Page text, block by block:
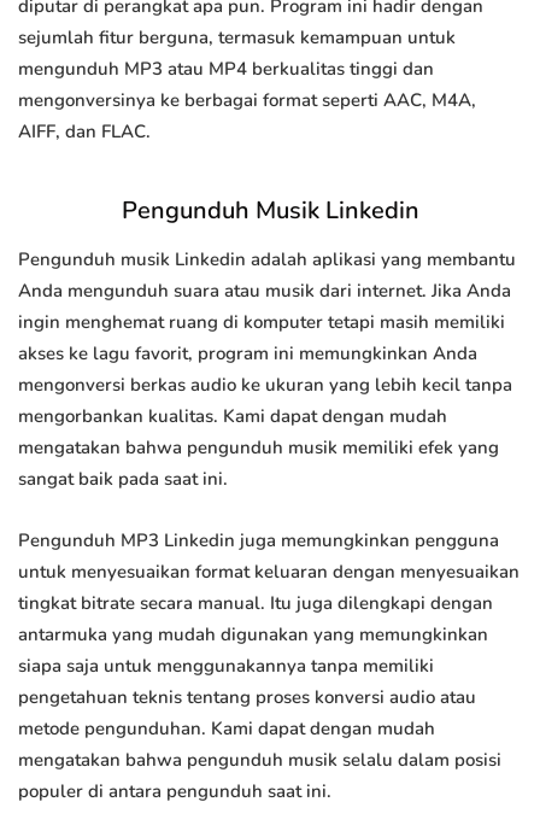
diputar di perangkat apa pun. Program ini hadir dengan
sejumlah fitur berguna, termasuk kemampuan untuk
mengunduh MP3 atau MP4 berkualitas tinggi dan
mengonversinya ke berbagai format seperti AAC, M4A,
AIFF, dan FLAC.
Pengunduh Musik Linkedin
Pengunduh musik Linkedin adalah aplikasi yang membantu
Anda mengunduh suara atau musik dari internet. Jika Anda
ingin menghemat ruang di komputer tetapi masih memiliki
akses ke lagu favorit, program ini memungkinkan Anda
mengonversi berkas audio ke ukuran yang lebih kecil tanpa
mengorbankan kualitas. Kami dapat dengan mudah
mengatakan bahwa pengunduh musik memiliki efek yang
sangat baik pada saat ini.
Pengunduh MP3 Linkedin juga memungkinkan pengguna
untuk menyesuaikan format keluaran dengan menyesuaikan
tingkat bitrate secara manual. Itu juga dilengkapi dengan
antarmuka yang mudah digunakan yang memungkinkan
siapa saja untuk menggunakannya tanpa memiliki
pengetahuan teknis tentang proses konversi audio atau
metode pengunduhan. Kami dapat dengan mudah
mengatakan bahwa pengunduh musik selalu dalam posisi
populer di antara pengunduh saat ini.